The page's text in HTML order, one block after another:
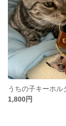
1,800円